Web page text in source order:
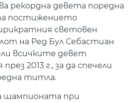
рекордна девета поредна
постижението
световен
на Ред Бул Себастиан
всичките девет
2013 г., за да спечели
титла.
шампионата при